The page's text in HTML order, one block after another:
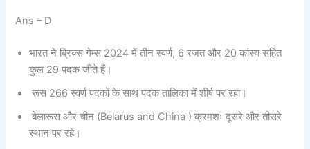
Ans – D
भारत ने ब्रिक्स गेम्स 2024 में तीन स्वर्ण, 6 रजत और 20 कांस्य सहित
कुल 29 पदक जीते हैं।
रूस 266 स्वर्ण पदकों के साथ पदक तालिका में शीर्ष पर रहा।
बेलारूस और चीन (Belarus and China ) क्रमशः दूसरे और तीसरे
स्थान पर रहे।